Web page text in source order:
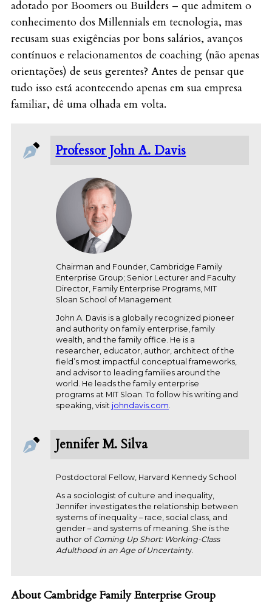
adotado por Boomers ou Builders – que admitem o
conhecimento dos Millennials em tecnologia, mas
recusam suas exigências por bons salários, avanços
contínuos e relacionamentos de coaching (não apenas
orientações) de seus gerentes? Antes de pensar que
tudo isso está acontecendo apenas em sua empresa
familiar, dê uma olhada em volta.
Professor John A. Davis
Chairman and Founder, Cambridge Family
Enterprise Group; Senior Lecturer and Faculty
Director, Family Enterprise Programs, MIT
Sloan School of Management
John A. Davis is a globally recognized pioneer
and authority on family enterprise, family
wealth, and the family office. He is a
researcher, educator, author, architect of the
field’s most impactful conceptual frameworks,
and advisor to leading families around the
world. He leads the family enterprise
programs at MIT Sloan. To follow his writing and
speaking, visit johndavis.com.
Jennifer M. Silva
Postdoctoral Fellow, Harvard Kennedy School
As a sociologist of culture and inequality,
Jennifer investigates the relationship between
systems of inequality – race, social class, and
gender – and systems of meaning. She is the
author of Coming Up Short: Working-Class
Adulthood in an Age of Uncertainty.
About Cambridge Family Enterprise Group